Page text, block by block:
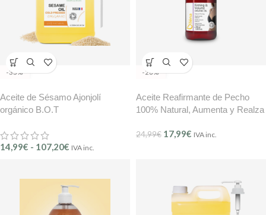
-33%
Aceite de Sésamo Ajonjolí
orgánico B.O.T
14,99€ - 107,20€ IVA inc.
-28%
Aceite Reafirmante de Pecho
100% Natural, Aumenta y Realza
24,99€ 17,99€ IVA inc.